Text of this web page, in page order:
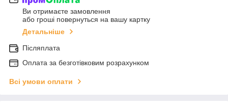
Ви отримаєте замовлення
або гроші повернуться на вашу картку
Детальніше
Післяплата
Оплата за безготівковим розрахунком
Всі умови оплати